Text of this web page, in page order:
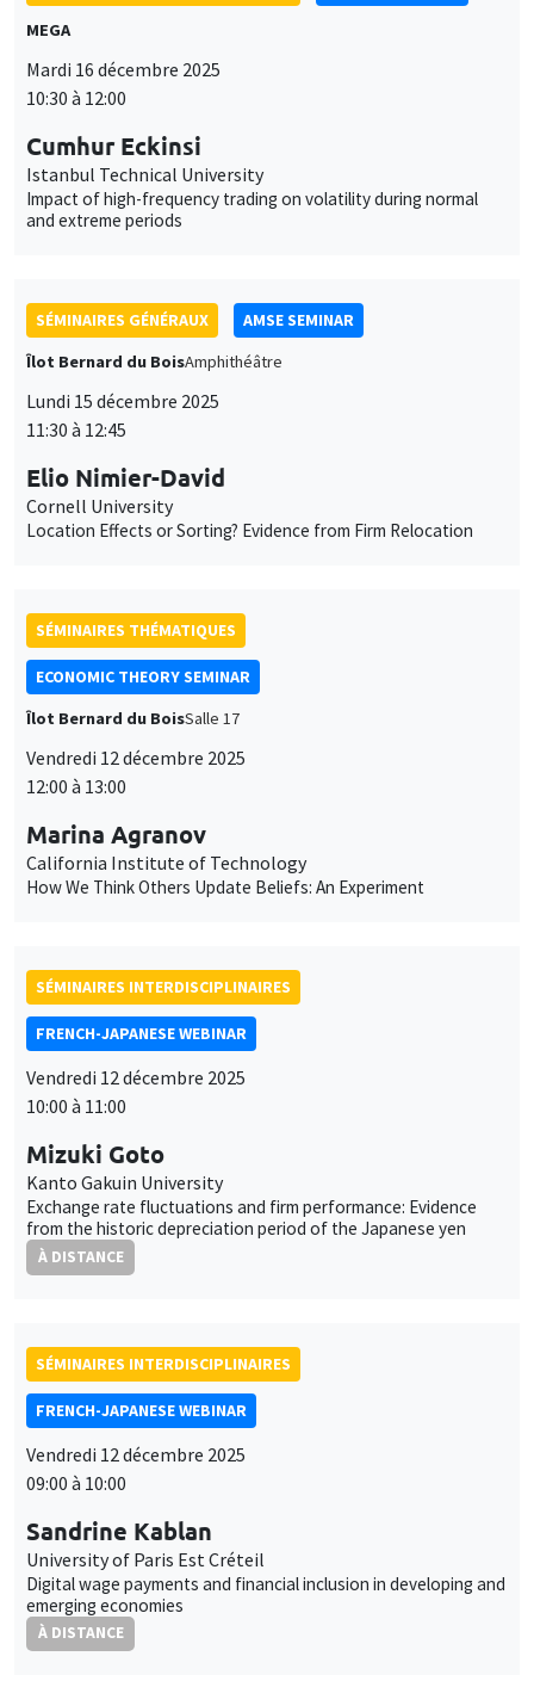
MEGA
Mardi 16 décembre 2025
10:30 à 12:00
Cumhur Eckinsi
Istanbul Technical University
Impact of high-frequency trading on volatility during normal
and extreme periods
SÉMINAIRES GÉNÉRAUX
AMSE SEMINAR
Îlot Bernard du BoisAmphithéâtre
Lundi 15 décembre 2025
11:30 à 12:45
Elio Nimier-David
Cornell University
Location Effects or Sorting? Evidence from Firm Relocation
SÉMINAIRES THÉMATIQUES
ECONOMIC THEORY SEMINAR
Îlot Bernard du BoisSalle 17
Vendredi 12 décembre 2025
12:00 à 13:00
Marina Agranov
California Institute of Technology
How We Think Others Update Beliefs: An Experiment
SÉMINAIRES INTERDISCIPLINAIRES
FRENCH-JAPANESE WEBINAR
Vendredi 12 décembre 2025
10:00 à 11:00
Mizuki Goto
Kanto Gakuin University
Exchange rate fluctuations and firm performance: Evidence
from the historic depreciation period of the Japanese yen
À DISTANCE
SÉMINAIRES INTERDISCIPLINAIRES
FRENCH-JAPANESE WEBINAR
Vendredi 12 décembre 2025
09:00 à 10:00
Sandrine Kablan
University of Paris Est Créteil
Digital wage payments and financial inclusion in developing and
emerging economies
À DISTANCE